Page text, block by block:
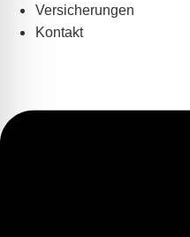
Versicherungen
Kontakt